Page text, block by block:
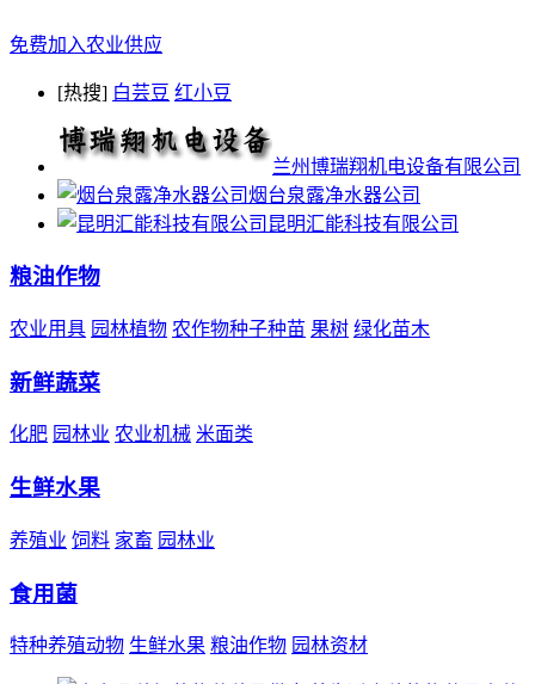
免费加入农业供应
[热搜] 白芸豆 红小豆
兰州博瑞翔机电设备有限公司
烟台泉露净水器公司
昆明汇能科技有限公司
粮油作物
农业用具 园林植物 农作物种子种苗 果树 绿化苗木
新鲜蔬菜
化肥 园林业 农业机械 米面类
生鲜水果
养殖业 饲料 家畜 园林业
食用菌
特种养殖动物 生鲜水果 粮油作物 园林资材